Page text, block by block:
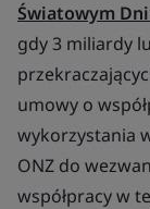
Światowym
gdy 3 miliardy
umowy o
wykorzystania
ONZ do
współpracy w